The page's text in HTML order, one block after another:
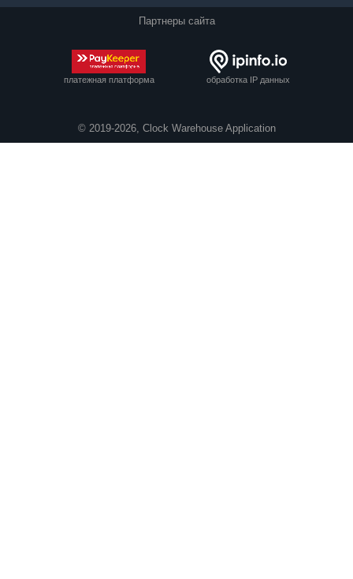
Партнеры сайта
платежная платформа обработка IP данных
© 2019-2026, Clock Warehouse Application